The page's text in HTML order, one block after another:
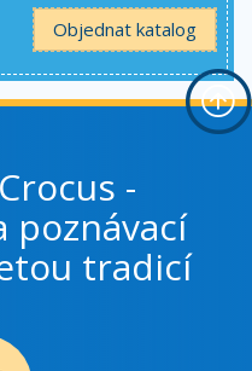
Objednat katalog
-
poznávací
tradicí